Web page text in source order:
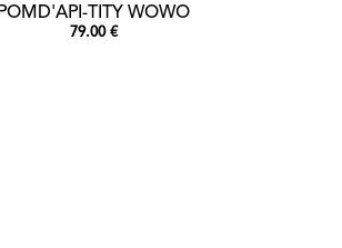
POMD'API-TITY WOWO
79.00 €